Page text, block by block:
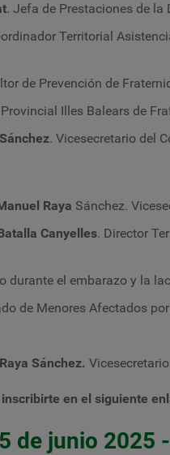
. Jefa de Prestaciones de la
Territorial
de Prevención de
Illes Balears de
. Vicesecretario del
Raya Sánchez.
Canyelles. Director
durante el embarazo y la
de Menores Afectados
Sánchez.
inscribirte en el siguiente
de junio 2025